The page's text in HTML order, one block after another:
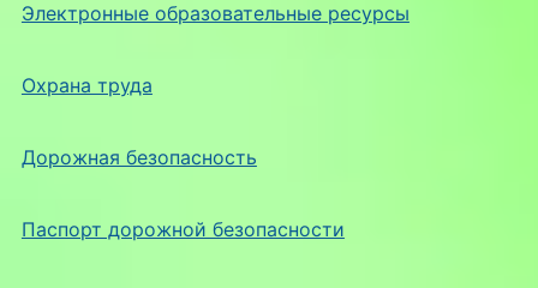
Электронные образовательные ресурсы
Охрана труда
Дорожная безопасность
Паспорт дорожной безопасности